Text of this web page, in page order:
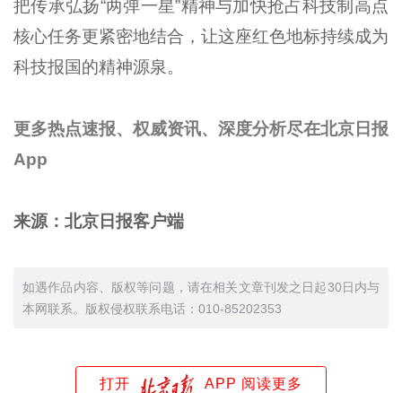
把传承弘扬“两弹一星”精神与加快抢占科技制高点
核心任务更紧密地结合，让这座红色地标持续成为
科技报国的精神源泉。
更多热点速报、权威资讯、深度分析尽在北京日报
App
来源：北京日报客户端
如遇作品内容、版权等问题，请在相关文章刊发之日起30日内与
本网联系。版权侵权联系电话：010-85202353
打开 APP 阅读更多